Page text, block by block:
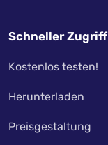
Schneller Zugriff
Kostenlos testen!
Herunterladen
Preisgestaltung